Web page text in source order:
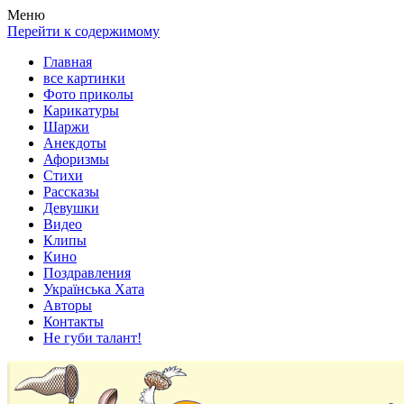
Весела хата — прикольные картинки, смешные истории, клипы!
Покажем всем ваши фото приколы, карикатуры, шаржи, стихи,
Меню
Перейти к содержимому
Главная
все картинки
Фото приколы
Карикатуры
Шаржи
Анекдоты
Афоризмы
Стихи
Рассказы
Девушки
Видео
Клипы
Кино
Поздравления
Українська Хата
Авторы
Контакты
Не губи талант!